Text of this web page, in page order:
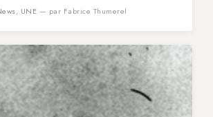
, UNE — par Fabrice Thumerel